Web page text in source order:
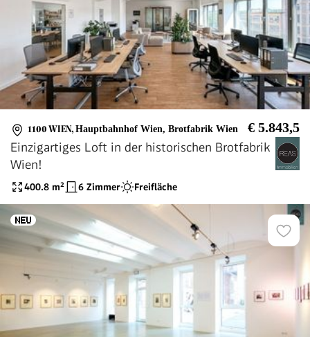
1100 WIEN, Hauptbahnhof Wien, Brotfabrik Wien € 5.843,5
Einzigartiges Loft in der historischen Brotfabrik
Wien!
400.8 m² 6 Zimmer Freifläche